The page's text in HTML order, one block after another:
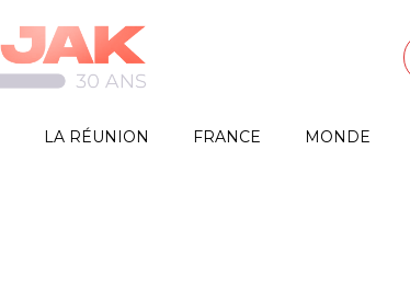
LA RÉUNION FRANCE MONDE